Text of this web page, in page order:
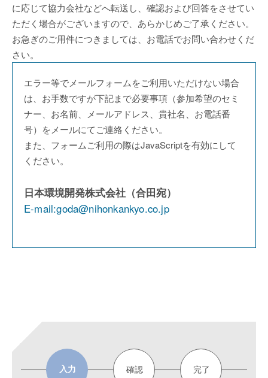
に応じて協力会社などへ転送し、確認および回答をさせてい
ただく場合がございますので、あらかじめご了承ください。
お急ぎのご用件につきましては、お電話でお問い合わせくだ
さい。
エラー等でメールフォームをご利用いただけない場合
は、お手数ですが下記まで必要事項（参加希望のセミ
ナー、お名前、メールアドレス、貴社名、お電話番
号）をメールにてご連絡ください。
また、フォームご利用の際はJavaScriptを有効にして
ください。
日本環境開発株式会社（合田宛）
E-mail:goda@nihonkankyo.co.jp
入力 確認 完了